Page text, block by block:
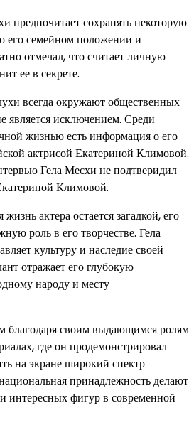
предпочитает сохранять некоторую
его семейном положении и
отмечал, что считает личную
ее в секрете.
всегда окружают общественных
является исключением. Среди
жизнью есть информация о его
актрисой Екатериной Климовой.
Гела Месхи не подтверидил
Климовой.
актера остается загадкой, его
роль в его творчестве. Гела
культуру и наследие своей
отражает его глубокую
народу и месту
благодаря своим выдающимся ролям
где он продемонстрировал
на экране широкий спектр
принадлежность делают
интересных фигур в современной